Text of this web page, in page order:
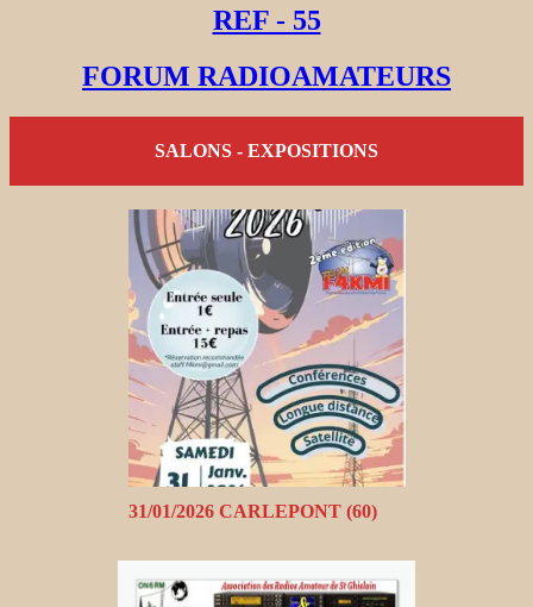
REF - 55
FORUM RADIOAMATEURS
SALONS - EXPOSITIONS
31/01/2026 CARLEPONT (60)